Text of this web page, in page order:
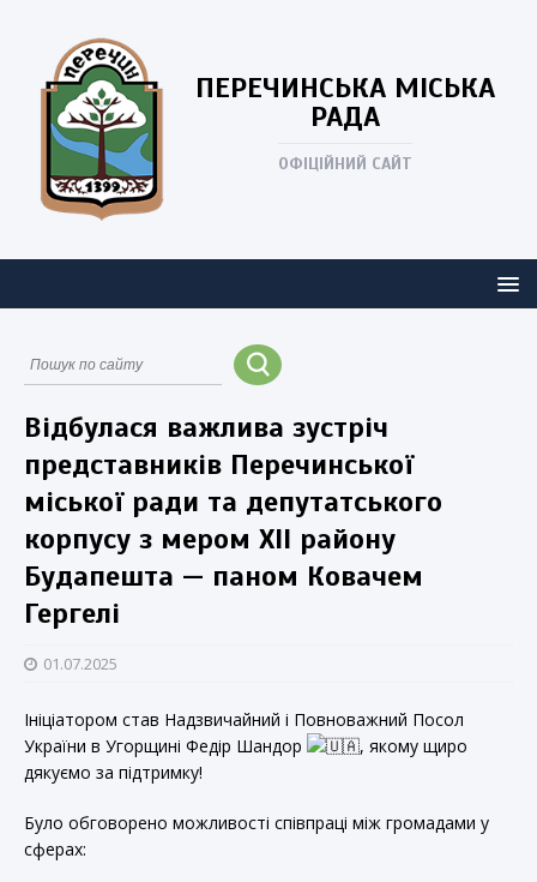
ПЕРЕЧИНСЬКА МІСЬКА
РАДА
ОФІЦІЙНИЙ САЙТ
Відбулася важлива зустріч
представників Перечинської
міської ради та депутатського
корпусу з мером XII району
Будапешта — паном Ковачем
Гергелі
01.07.2025
Ініціатором став Надзвичайний і Повноважний Посол
України в Угорщині Федір Шандор
, якому щиро
дякуємо за підтримку!
Було обговорено можливості співпраці між громадами у
сферах: